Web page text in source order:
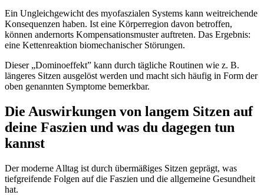
Ein Ungleichgewicht des myofaszialen Systems kann weitreichende
Konsequenzen haben. Ist eine Körperregion davon betroffen,
können andernorts Kompensationsmuster auftreten. Das Ergebnis:
eine Kettenreaktion biomechanischer Störungen.
Dieser „Dominoeffekt” kann durch tägliche Routinen wie z. B.
längeres Sitzen ausgelöst werden und macht sich häufig in Form der
oben genannten Symptome bemerkbar.
Die Auswirkungen von langem Sitzen auf
deine Faszien und was du dagegen tun
kannst
Der moderne Alltag ist durch übermäßiges Sitzen geprägt, was
tiefgreifende Folgen auf die Faszien und die allgemeine Gesundheit
hat.